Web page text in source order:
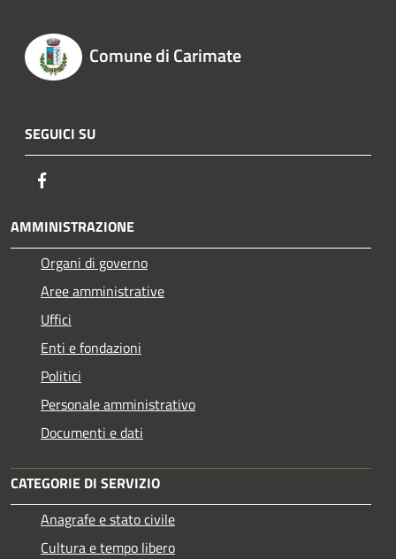
Comune di Carimate
SEGUICI SU
AMMINISTRAZIONE
Organi di governo
Aree amministrative
Uffici
Enti e fondazioni
Politici
Personale amministrativo
Documenti e dati
CATEGORIE DI SERVIZIO
Anagrafe e stato civile
Cultura e tempo libero